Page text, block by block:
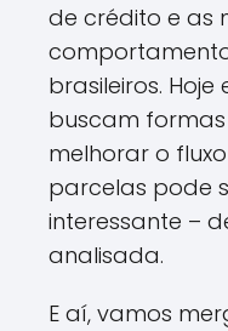
de crédito e as
brasileiros.
buscam formas
melhorar o
parcelas pode
interessante –
analisada.
E aí, vamos